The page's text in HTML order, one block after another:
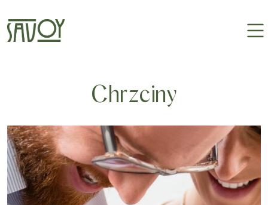
Chrzciny